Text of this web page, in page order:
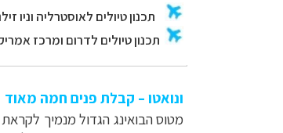
ונואטו – קבלת פנים חמה מאוד
מטוס הבואינג הגדול מנמיך